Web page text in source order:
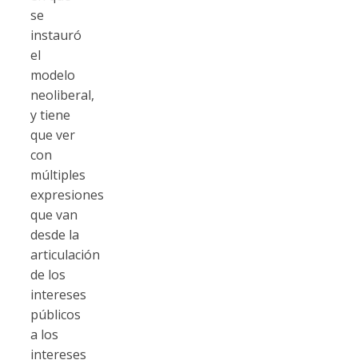
se
instauró
el
modelo
neoliberal,
y tiene
que ver
con
múltiples
expresiones
que van
desde la
articulación
de los
intereses
públicos
a los
intereses